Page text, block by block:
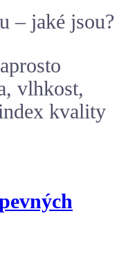
– jaké jsou?
vlhkost,
kvality